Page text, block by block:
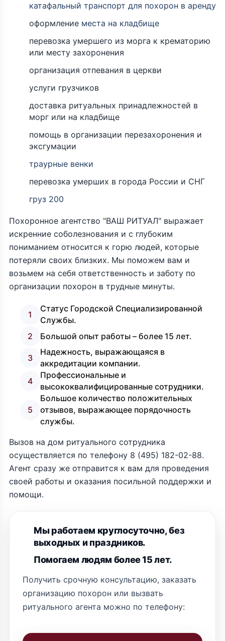
катафальный транспорт для похорон в аренду
оформление места на кладбище
перевозка умершего из морга к крематорию
или месту захоронения
организация отпевания в церкви
услуги грузчиков
доставка ритуальных принадлежностей в
морг или на кладбище
помощь в организации перезахоронения и
эксгумации
траурные венки
перевозка умерших в города России и СНГ
груз 200
Похоронное агентство "ВАШ РИТУАЛ" выражает
искренние соболезнования и с глубоким
пониманием относится к горю людей, которые
потеряли своих близких. Мы поможем вам и
возьмем на себя ответственность и заботу по
организации похорон в трудные минуты.
1
Статус Городской Специализированной
Службы.
2
Большой опыт работы – более 15 лет.
3
Надежность, выражающаяся в
аккредитации компании.
4
Профессиональные и
высококвалифицированные сотрудники.
5
Большое количество положительных
отзывов, выражающее порядочность
службы.
Вызов на дом ритуального сотрудника
осуществляется по телефону 8 (495) 182-02-88.
Агент сразу же отправится к вам для проведения
своей работы и оказания посильной поддержки и
помощи.
Мы работаем круглосуточно, без
выходных и праздников.
Помогаем людям более 15 лет.
Получить срочную консультацию, заказать
организацию похорон или вызвать
ритуального агента можно по телефону: